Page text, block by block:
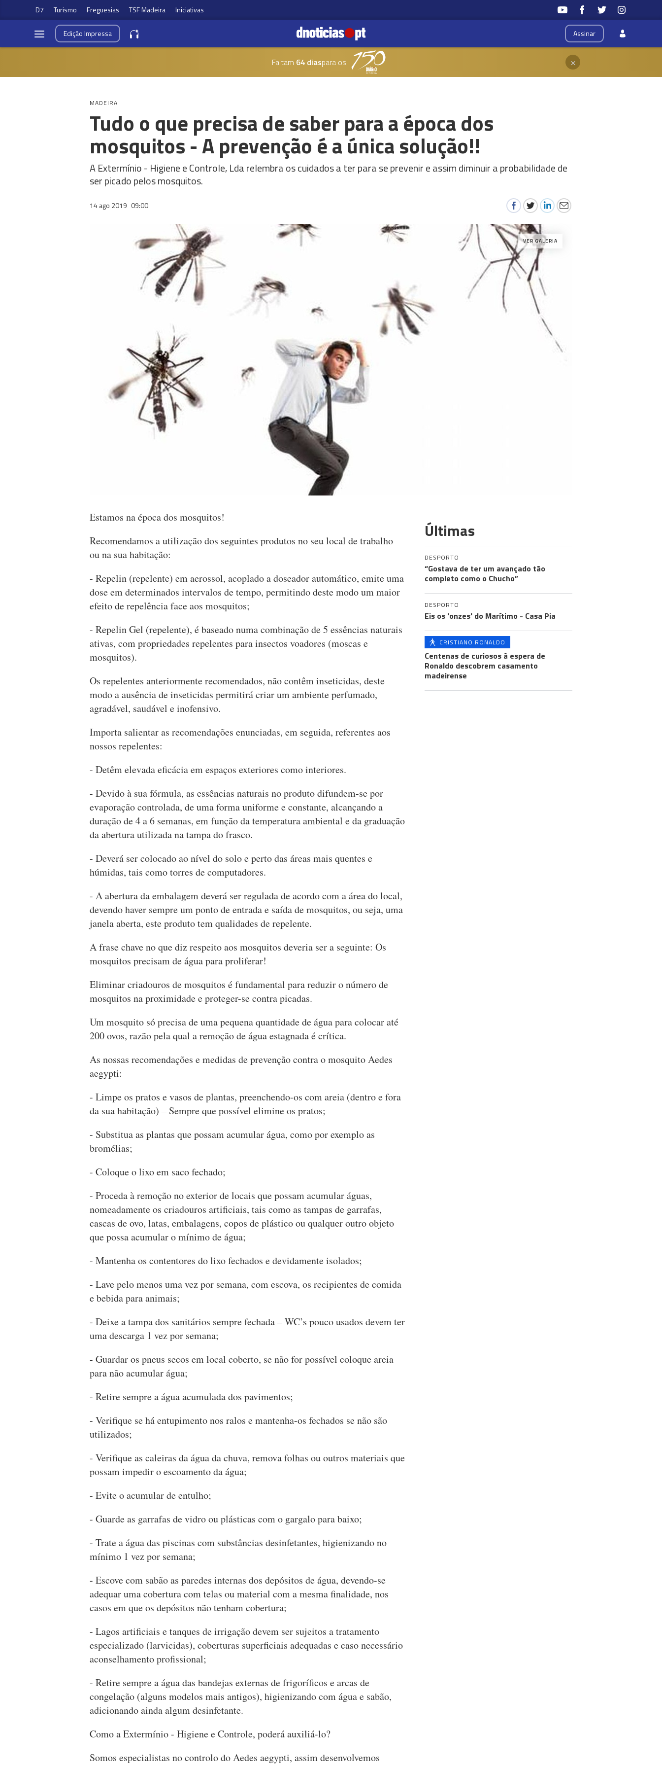
D7 Turismo Freguesias TSF Madeira Iniciativas
Assinar
EdiçãoImpressa
Faltam 64 diaspara os ×
MADEIRA
Tudo o que precisa de saber para a época dos
mosquitos - A prevenção é a única solução!!
A Extermínio - Higiene e Controle, Lda relembra os cuidados a ter para se prevenir e assim diminuir a probabilidade de
ser picado pelos mosquitos.
14 ago 2019 09:00
VER GALERIA
Estamos na época dos mosquitos!
Recomendamos a utilização dos seguintes produtos no seu local de trabalho
ou na sua habitação:
- Repelin (repelente) em aerossol, acoplado a doseador automático, emite uma
dose em determinados intervalos de tempo, permitindo deste modo um maior
efeito de repelência face aos mosquitos;
- Repelin Gel (repelente), é baseado numa combinação de 5 essências naturais
ativas, com propriedades repelentes para insectos voadores (moscas e
mosquitos).
Os repelentes anteriormente recomendados, não contêm inseticidas, deste
modo a ausência de inseticidas permitirá criar um ambiente perfumado,
agradável, saudável e inofensivo.
Importa salientar as recomendações enunciadas, em seguida, referentes aos
nossos repelentes:
- Detêm elevada eficácia em espaços exteriores como interiores.
- Devido à sua fórmula, as essências naturais no produto difundem-se por
evaporação controlada, de uma forma uniforme e constante, alcançando a
duração de 4 a 6 semanas, em função da temperatura ambiental e da graduação
da abertura utilizada na tampa do frasco.
- Deverá ser colocado ao nível do solo e perto das áreas mais quentes e
húmidas, tais como torres de computadores.
- A abertura da embalagem deverá ser regulada de acordo com a área do local,
devendo haver sempre um ponto de entrada e saída de mosquitos, ou seja, uma
janela aberta, este produto tem qualidades de repelente.
A frase chave no que diz respeito aos mosquitos deveria ser a seguinte: Os
mosquitos precisam de água para proliferar!
Eliminar criadouros de mosquitos é fundamental para reduzir o número de
mosquitos na proximidade e proteger-se contra picadas.
Um mosquito só precisa de uma pequena quantidade de água para colocar até
200 ovos, razão pela qual a remoção de água estagnada é crítica.
As nossas recomendações e medidas de prevenção contra o mosquito Aedes
aegypti:
- Limpe os pratos e vasos de plantas, preenchendo-os com areia (dentro e fora
da sua habitação) – Sempre que possível elimine os pratos;
- Substitua as plantas que possam acumular água, como por exemplo as
bromélias;
- Coloque o lixo em saco fechado;
- Proceda à remoção no exterior de locais que possam acumular águas,
nomeadamente os criadouros artificiais, tais como as tampas de garrafas,
cascas de ovo, latas, embalagens, copos de plástico ou qualquer outro objeto
que possa acumular o mínimo de água;
- Mantenha os contentores do lixo fechados e devidamente isolados;
- Lave pelo menos uma vez por semana, com escova, os recipientes de comida
e bebida para animais;
- Deixe a tampa dos sanitários sempre fechada – WC’s pouco usados devem ter
uma descarga 1 vez por semana;
- Guardar os pneus secos em local coberto, se não for possível coloque areia
para não acumular água;
- Retire sempre a água acumulada dos pavimentos;
- Verifique se há entupimento nos ralos e mantenha-os fechados se não são
utilizados;
- Verifique as caleiras da água da chuva, remova folhas ou outros materiais que
possam impedir o escoamento da água;
- Evite o acumular de entulho;
- Guarde as garrafas de vidro ou plásticas com o gargalo para baixo;
- Trate a água das piscinas com substâncias desinfetantes, higienizando no
mínimo 1 vez por semana;
- Escove com sabão as paredes internas dos depósitos de água, devendo-se
adequar uma cobertura com telas ou material com a mesma finalidade, nos
casos em que os depósitos não tenham cobertura;
- Lagos artificiais e tanques de irrigação devem ser sujeitos a tratamento
especializado (larvicidas), coberturas superficiais adequadas e caso necessário
aconselhamento profissional;
- Retire sempre a água das bandejas externas de frigoríficos e arcas de
congelação (alguns modelos mais antigos), higienizando com água e sabão,
adicionando ainda algum desinfetante.
Como a Extermínio - Higiene e Controle, poderá auxiliá-lo?
Somos especialistas no controlo do Aedes aegypti, assim desenvolvemos
Últimas
DESPORTO
“Gostava de ter um avançado tão
completo como o Chucho”
DESPORTO
Eis os 'onzes' do Marítimo - Casa Pia
CRISTIANO RONALDO
Centenas de curiosos à espera de
Ronaldo descobrem casamento
madeirense